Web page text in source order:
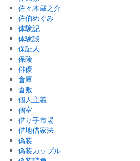
佐々木蔵之介
佐伯めぐみ
体験記
体験談
保証人
保険
俳優
倉庫
倉敷
個人主義
個室
借り手市場
借地借家法
偽装
偽装カップル